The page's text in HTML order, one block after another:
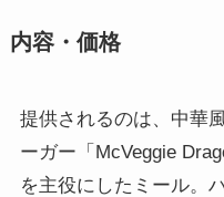
内容・価格
提供されるのは、中華
ーガー「McVeggie
を主役にしたミール。